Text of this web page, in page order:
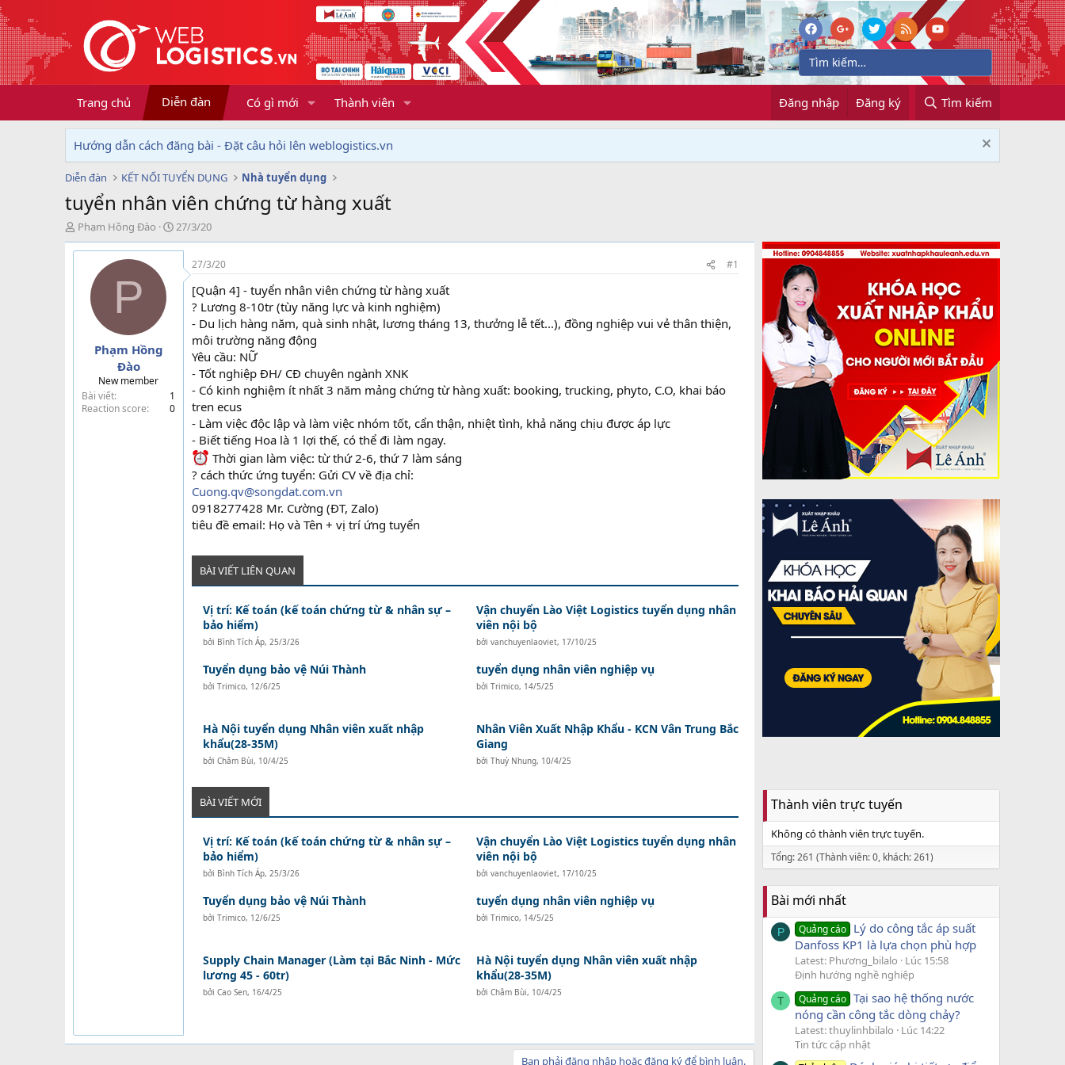
Trang chủ Diễn đàn Có gì mới Thành viên Đăng nhập Đăng ký Tìm kiếm
Hướng dẫn cách đăng bài - Đặt câu hỏi lên weblogistics.vn
Diễn đàn KẾT NỐI TUYỂN DỤNG Nhà tuyển dụng
tuyển nhân viên chứng từ hàng xuất
T
h
r
Phạm Hồng Đào
N
g
à
27/3/20
P
Phạm Hồng
Đào
New member
Bài viết
1
Reaction score
0
27/3/20 #1
[Quận 4] - tuyển nhân viên chứng từ hàng xuất
? Lương 8-10tr (tùy năng lực và kinh nghiệm)
- Du lịch hàng năm, quà sinh nhật, lương tháng 13, thưởng lễ tết...), đồng nghiệp vui vẻ thân thiện,
môi trường năng động
Yêu cầu: NỮ
- Tốt nghiệp ĐH/ CĐ chuyên ngành XNK
- Có kinh nghiệm ít nhất 3 năm mảng chứng từ hàng xuất: booking, trucking, phyto, C.O, khai báo
tren ecus
- Làm việc độc lập và làm việc nhóm tốt, cẩn thận, nhiệt tình, khả năng chịu được áp lực
- Biết tiếng Hoa là 1 lợi thế, có thể đi làm ngay.
Thời gian làm việc: từ thứ 2-6, thứ 7 làm sáng
? cách thức ứng tuyển: Gửi CV về địa chỉ:
Cuong.qv@songdat.com.vn
0918277428 Mr. Cường (ĐT, Zalo)
tiêu đề email: Họ và Tên + vị trí ứng tuyển
BÀI VIẾT LIÊN QUAN
Vị trí: Kế toán (kế toán chứng từ & nhân sự –
bảo hiểm)
bởi Bình Tích Áp, 25/3/26
Vận chuyển Lào Việt Logistics tuyển dụng nhân
viên nội bộ
bởi vanchuyenlaoviet, 17/10/25
Tuyển dụng bảo vệ Núi Thành
bởi Trimico, 12/6/25
tuyển dụng nhân viên nghiệp vụ
bởi Trimico, 14/5/25
Hà Nội tuyển dụng Nhân viên xuất nhập
khẩu(28-35M)
bởi Châm Bùi, 10/4/25
Nhân Viên Xuất Nhập Khẩu - KCN Vân Trung Bắc
Giang
bởi Thuỳ Nhung, 10/4/25
BÀI VIẾT MỚI
Vị trí: Kế toán (kế toán chứng từ & nhân sự –
bảo hiểm)
bởi Bình Tích Áp, 25/3/26
Vận chuyển Lào Việt Logistics tuyển dụng nhân
viên nội bộ
bởi vanchuyenlaoviet, 17/10/25
Tuyển dụng bảo vệ Núi Thành
bởi Trimico, 12/6/25
tuyển dụng nhân viên nghiệp vụ
bởi Trimico, 14/5/25
Supply Chain Manager (Làm tại Bắc Ninh - Mức
lương 45 - 60tr)
bởi Cao Sen, 16/4/25
Hà Nội tuyển dụng Nhân viên xuất nhập
khẩu(28-35M)
bởi Châm Bùi, 10/4/25
Bạn phải đăng nhập hoặc đăng ký để bình luận.
Thành viên trực tuyến
Không có thành viên trực tuyến.
Tổng: 261 (Thành viên: 0, khách: 261)
Bài mới nhất
P Quảng cáo Lý do công tắc áp suất
Danfoss KP1 là lựa chọn phù hợp
Latest: Phương_bilalo
Lúc 15:58
Định hướng nghề nghiệp
T Quảng cáo Tại sao hệ thống nước
nóng cần công tắc dòng chảy?
Latest: thuylinhbilalo
Lúc 14:22
Tin tức cập nhật